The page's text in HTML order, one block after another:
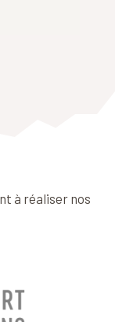
à réaliser nos